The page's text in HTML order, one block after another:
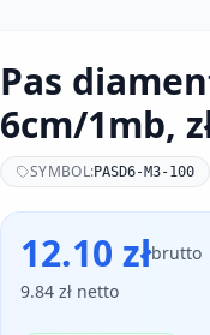
Pas
6cm/1mb,
SYMBOL:PASD6-M3-100
12.10 złbrutto
9.84 zł netto